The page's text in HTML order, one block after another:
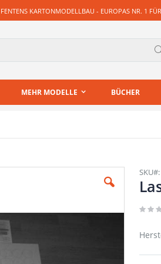
KARTONMODELLBAU - EUROPAS NR. 1
MEHR MODELLE BÜCHER
SKU